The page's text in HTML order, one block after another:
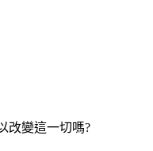
改變這一切嗎?